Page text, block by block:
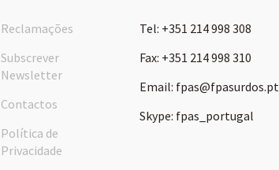
Reclamações
Subscrever
Newsletter
Contactos
Política de
Privacidade
Tel: +351 214 998 308
Fax: +351 214 998 310
Email: fpas@fpasurdos.pt
Skype: fpas_portugal